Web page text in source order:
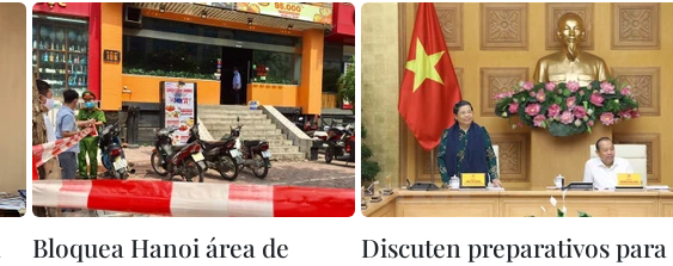
Bloquea Hanoi área de
Discuten preparativos para